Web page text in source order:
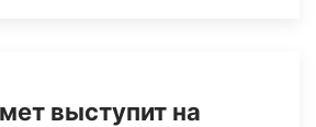
выступит на